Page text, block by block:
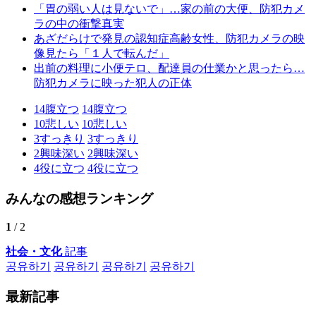
「胃の弱い人は見ないで」…家の前の大便、防犯カメ
ラの中の衝撃真実
あざだらけで発見の認知症高齢女性、防犯カメラの映
像見たら「１人で転んだ」
出前の料理に小便テロ、配達員の仕業かと思ったら…
防犯カメラに映った犯人の正体
14腹立つ 14腹立つ
10悲しい 10悲しい
3すっきり 3すっきり
2興味深い 2興味深い
4役に立つ 4役に立つ
みんなの感想ランキング
1 / 2
社会・文化記事
공유하기
공유하기 공유하기 공유하기
最新記事